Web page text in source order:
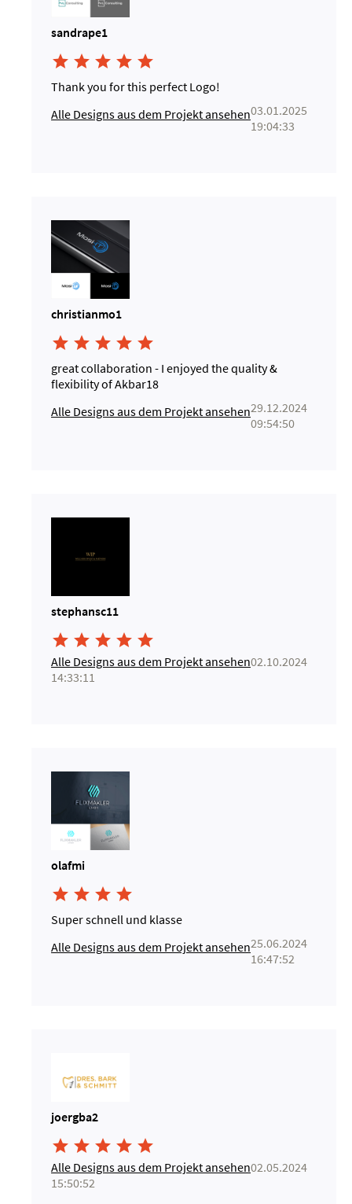
sandrape1
    
Thank you for this perfect Logo!
Alle Designs aus dem Projekt ansehen03.01.2025
19:04:33
christianmo1
    
great collaboration - I enjoyed the quality &
flexibility of Akbar18
Alle Designs aus dem Projekt ansehen29.12.2024
09:54:50
stephansc11
    
Alle Designs aus dem Projekt ansehen02.10.2024
14:33:11
olafmi
   
Super schnell und klasse
Alle Designs aus dem Projekt ansehen25.06.2024
16:47:52
joergba2
    
Alle Designs aus dem Projekt ansehen02.05.2024
15:50:52